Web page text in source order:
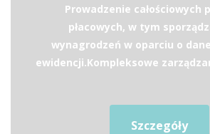
Prowadzenie całościowych
płacowych, w tym
wynagrodzeń w oparciu o
ewidencji.Kompleksowe
Szczegóły